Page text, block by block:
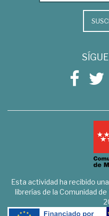
Esta actividad ha recibido
librerías de la Comunidad